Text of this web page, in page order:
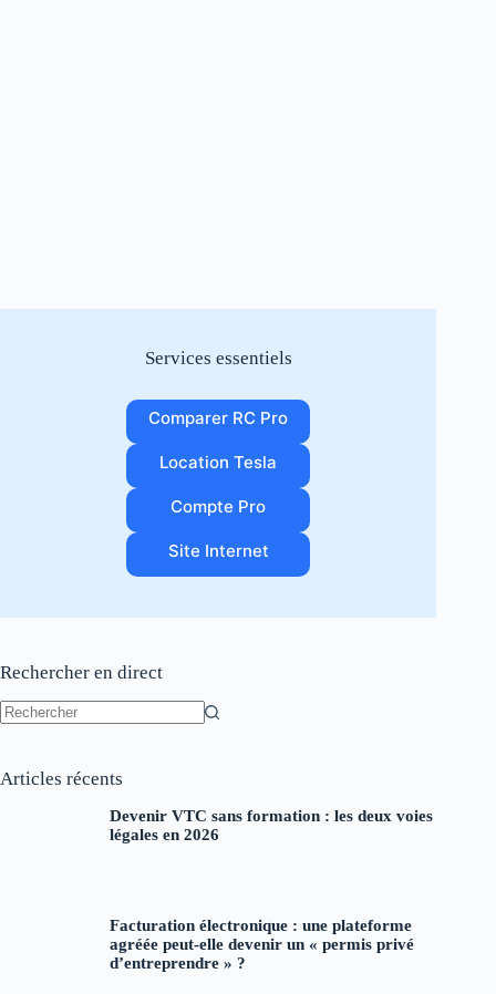
Services essentiels
Comparer RC Pro
Location Tesla
Compte Pro
Site Internet
Rechercher en direct
Articles récents
Devenir VTC sans formation : les deux voies
légales en 2026
Facturation électronique : une plateforme
agréée peut-elle devenir un « permis privé
d’entreprendre » ?